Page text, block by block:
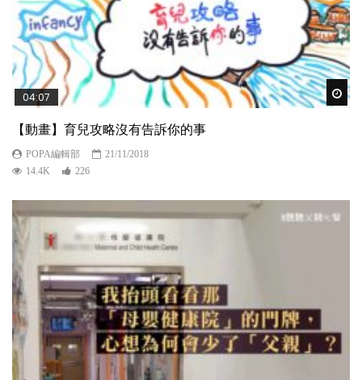
04:07
【動畫】育兒攻略沒有告訴你的事
POPA編輯部
21/11/2018
14.4K
226